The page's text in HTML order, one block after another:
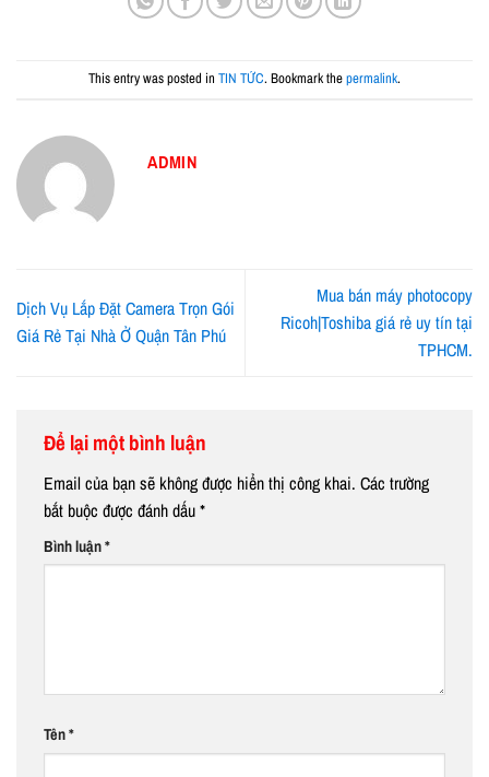
This entry was posted in TIN TỨC. Bookmark thepermalink.
ADMIN
Dịch Vụ Lắp Đặt Camera Trọn Gói
Giá Rẻ Tại Nhà Ở Quận Tân Phú
Mua bán máy photocopy
Ricoh|Toshiba giá rẻ uy tín tại
TPHCM.
Để lại một bình luận
Email của bạn sẽ không được hiển thị công khai. Các trường
bắt buộc được đánh dấu*
Bình luận*
Tên*